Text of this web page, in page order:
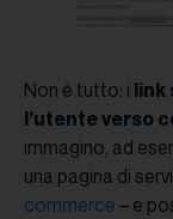
Non è tutto: i link
l’utente verso
immagino, ad
una pagina di
commerce – e